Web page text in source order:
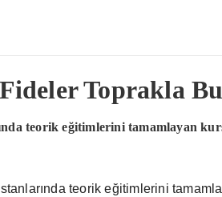
Toprakla
teorik eğitimlerini tamamlayan
teorik eğitimlerini